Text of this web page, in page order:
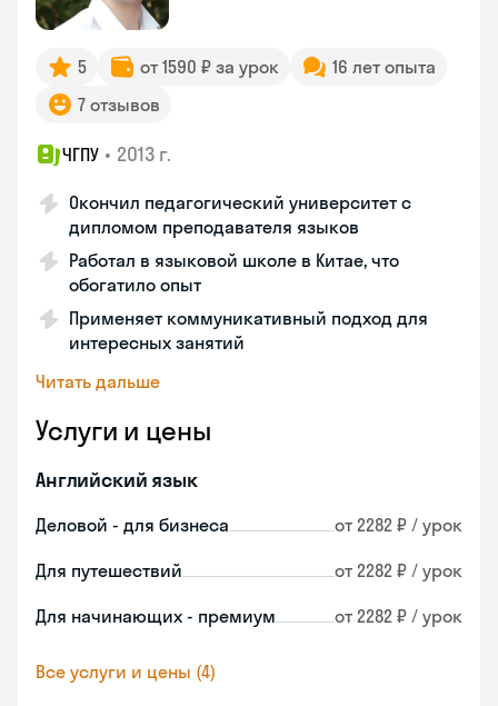
5 от 1590 ₽ за урок
16 лет опыта
7 отзывов
ЧГПУ • 2013 г.
Окончил педагогический университет с
дипломом преподавателя языков
Работал в языковой школе в Китае, что
обогатило опыт
Применяет коммуникативный подход для
интересных занятий
Читать дальше
Услуги и цены
Английский язык
Деловой - для бизнеса от 2282 ₽ / урок
Для путешествий от 2282 ₽ / урок
Для начинающих - премиум от 2282 ₽ / урок
Все услуги и цены (4)